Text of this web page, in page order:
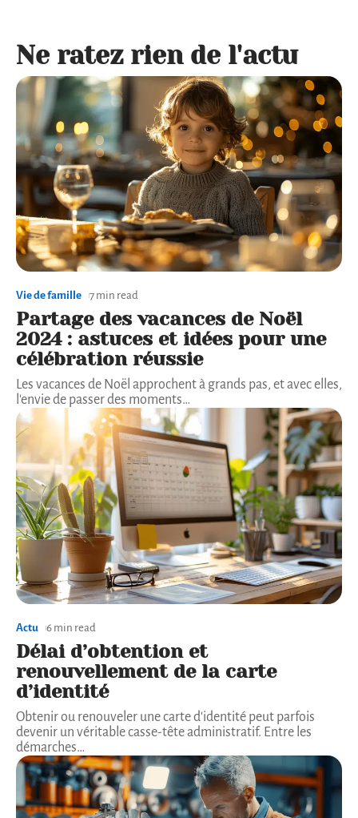
Ne ratez rien de l'actu
Vie de famille 7 min read
Partage des vacances de Noël
2024 : astuces et idées pour une
célébration réussie
Les vacances de Noël approchent à grands pas, et avec elles,
l'envie de passer des moments…
Actu 6 min read
Délai d’obtention et
renouvellement de la carte
d’identité
Obtenir ou renouveler une carte d'identité peut parfois
devenir un véritable casse-tête administratif. Entre les
démarches…